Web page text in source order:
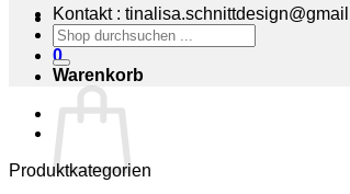
0
Warenkorb
Kontakt :
Suchen
nach:
Produktkategorien